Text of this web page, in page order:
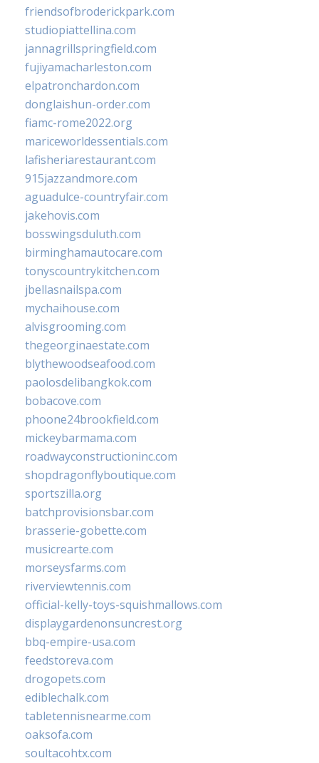
friendsofbroderickpark.com
studiopiattellina.com
jannagrillspringfield.com
fujiyamacharleston.com
elpatronchardon.com
donglaishun-order.com
fiamc-rome2022.org
mariceworldessentials.com
lafisheriarestaurant.com
915jazzandmore.com
aguadulce-countryfair.com
jakehovis.com
bosswingsduluth.com
birminghamautocare.com
tonyscountrykitchen.com
jbellasnailspa.com
mychaihouse.com
alvisgrooming.com
thegeorginaestate.com
blythewoodseafood.com
paolosdelibangkok.com
bobacove.com
phoone24brookfield.com
mickeybarmama.com
roadwayconstructioninc.com
shopdragonflyboutique.com
sportszilla.org
batchprovisionsbar.com
brasserie-gobette.com
musicrearte.com
morseysfarms.com
riverviewtennis.com
official-kelly-toys-squishmallows.com
displaygardenonsuncrest.org
bbq-empire-usa.com
feedstoreva.com
drogopets.com
ediblechalk.com
tabletennisnearme.com
oaksofa.com
soultacohtx.com